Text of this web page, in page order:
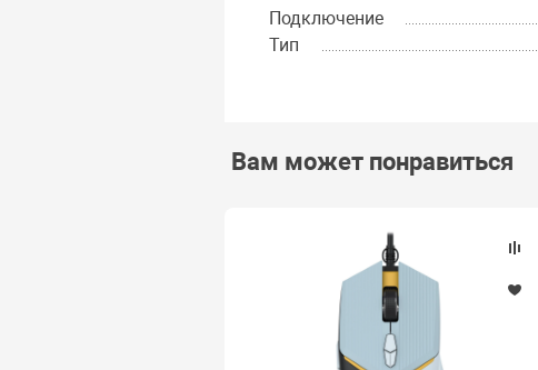
Подключение
Тип
Вам может понравиться